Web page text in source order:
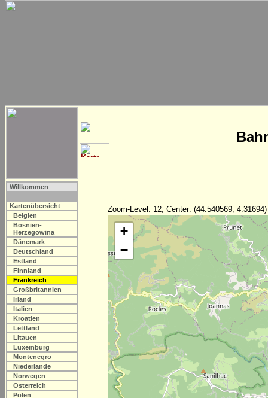
Willkommen
Kartenübersicht
Belgien
Bosnien-
Herzegowina
Dänemark
Deutschland
Estland
Finnland
Frankreich
Großbritannien
Irland
Italien
Kroatien
Lettland
Litauen
Luxemburg
Montenegro
Niederlande
Norwegen
Österreich
Polen
Zoom-Level: 12, Center: (44.540569, 4.31694)
+
−